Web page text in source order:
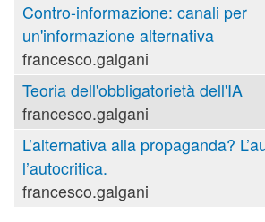
Contro-informazione: canali per
un'informazione alternativa
francesco.galgani
Teoria dell'obbligatorietà dell'IA
francesco.galgani
L’alternativa alla propaganda?
l’autocritica.
francesco.galgani